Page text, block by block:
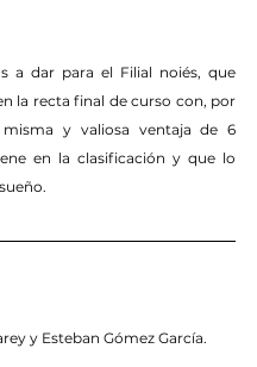
a dar para el Filial noiés, que
la recta final de curso con, por
y valiosa ventaja de 6
en la clasificación y que lo
y Esteban Gómez García.